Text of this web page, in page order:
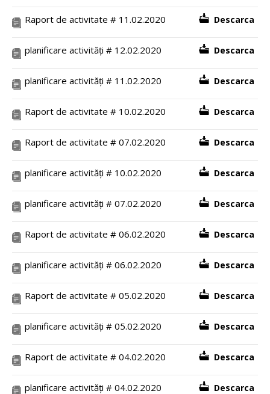
Raport de activitate # 11.02.2020 Descarca
planificare activități # 12.02.2020 Descarca
planificare activități # 11.02.2020 Descarca
Raport de activitate # 10.02.2020 Descarca
Raport de activitate # 07.02.2020 Descarca
planificare activități # 10.02.2020 Descarca
planificare activități # 07.02.2020 Descarca
Raport de activitate # 06.02.2020 Descarca
planificare activități # 06.02.2020 Descarca
Raport de activitate # 05.02.2020 Descarca
planificare activități # 05.02.2020 Descarca
Raport de activitate # 04.02.2020 Descarca
planificare activități # 04.02.2020 Descarca